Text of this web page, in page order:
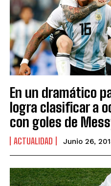
En un dramático
logra clasificar a
con goles de
ACTUALIDAD Junio 26,